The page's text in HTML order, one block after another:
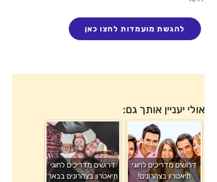
אולי יעניין אותך גם:
דרושים מדריכים לחוגי
תיאטרון בצהרונים!
דרושים מדריכים לחוגי
תיאטרון בצהרונים בבאר